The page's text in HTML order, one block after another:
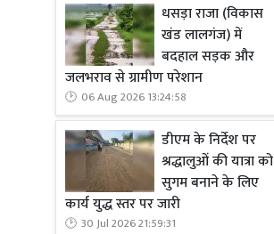
धसड़ा राजा (विकास
खंड लालगंज) में
बदहाल सड़क और
जलभराव से ग्रामीण परेशान
06 Aug 2026 13:24:58
डीएम के निर्देश पर
श्रद्धालुओं की यात्रा को
सुगम बनाने के लिए
कार्य युद्ध स्तर पर जारी
30 Jul 2026 21:59:31